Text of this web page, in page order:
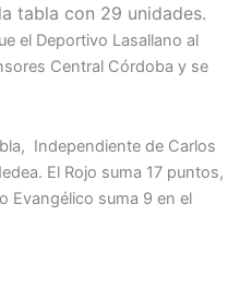
tabla con 29 unidades.
el Deportivo Lasallano al
Central Córdoba y se
Independiente de Carlos
El Rojo suma 17 puntos,
Evangélico suma 9 en el